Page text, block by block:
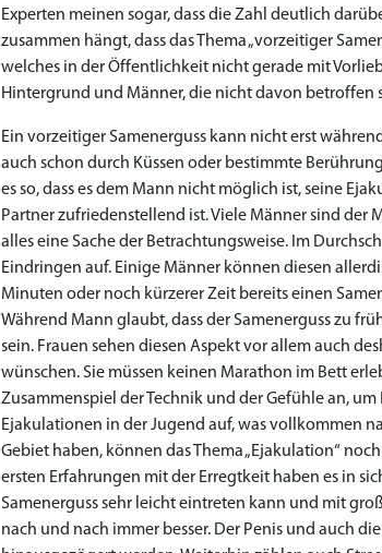
Experten meinen sogar, dass die Zahl deutlich
zusammen hängt, dass das Thema „vorzeitiger
welches in der Öffentlichkeit nicht gerade mit
Hintergrund und Männer, die nicht davon betroffen
Ein vorzeitiger Samenerguss kann nicht erst
auch schon durch Küssen oder bestimmte
es so, dass es dem Mann nicht möglich ist, seine
Partner zufriedenstellend ist. Viele Männer sind der
alles eine Sache der Betrachtungsweise. Im
Eindringen auf. Einige Männer können diesen
Minuten oder noch kürzerer Zeit bereits einen
Während Mann glaubt, dass der Samenerguss zu
sein. Frauen sehen diesen Aspekt vor allem auch
wünschen. Sie müssen keinen Marathon im Bett
Zusammenspiel der Technik und der Gefühle an,
Ejakulationen in der Jugend auf, was vollkommen
Gebiet haben, können das Thema „Ejakulation“
ersten Erfahrungen mit der Erregtkeit haben es in
Samenerguss sehr leicht eintreten kann und mit
nach und nach immer besser. Der Penis und auch
← Return to shop
← Return to shop
← Return to shop
← Return to shop
← Return to shop
← Return to shop
← Return to shop
← Return to shop
← Return to shop
← Return to shop
← Return to shop
← Return to shop
← Return to shop
← Return to shop
← Return to shop
Priligy Generika
← Return to shop
← Return to shop
← Return to shop
€0.00
← Return to shop
← Return to shop
← Return to shop
← Return to shop